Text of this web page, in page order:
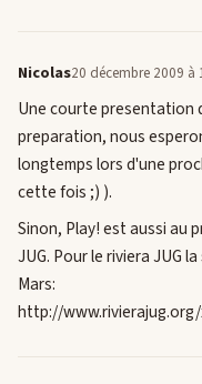
Nicolas20 décembre 2009 à
Une courte presentation
preparation, nous
longtemps lors d'une
cette fois ;) ).
Sinon, Play! est aussi au
JUG. Pour le riviera JUG
Mars:
http://